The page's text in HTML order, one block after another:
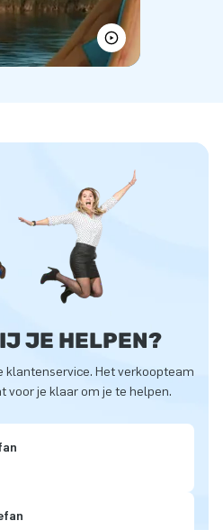
JE HELPEN?
klantenservice. Het verkoopteam
voor je klaar om je te helpen.